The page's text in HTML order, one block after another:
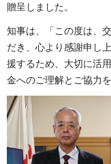
贈呈しました。
知事は、「この度は、
だき、心より感謝申し
援するため、大切に活
金へのご理解とご協力